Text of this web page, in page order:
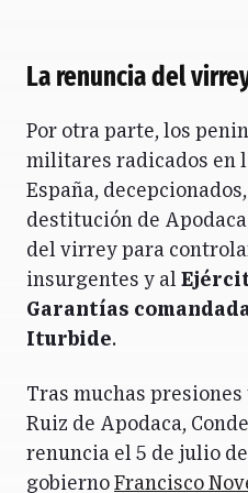
La renuncia del
Por otra parte, los
militares radicados en
España,
destitución de
del virrey para
insurgentes y al
Garantías
Iturbide.
Tras muchas
Ruiz de Apodaca,
renuncia el 5 de julio de
gobierno Francisco